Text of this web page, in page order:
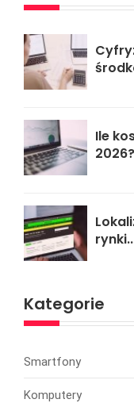
Ile
2026?
Kategorie
Smartfony
Komputery